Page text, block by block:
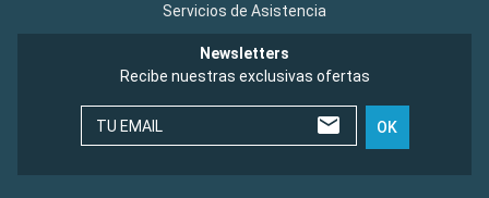
Servicios de Asistencia
Newsletters
Recibe nuestras exclusivas ofertas
TU EMAIL OK